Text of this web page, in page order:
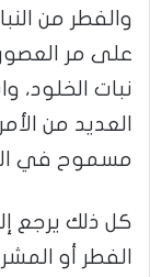
والفطر من
على مر
نبات الخلود،
العديد من
مسموح في
كل ذلك يرجع
الفطر أو